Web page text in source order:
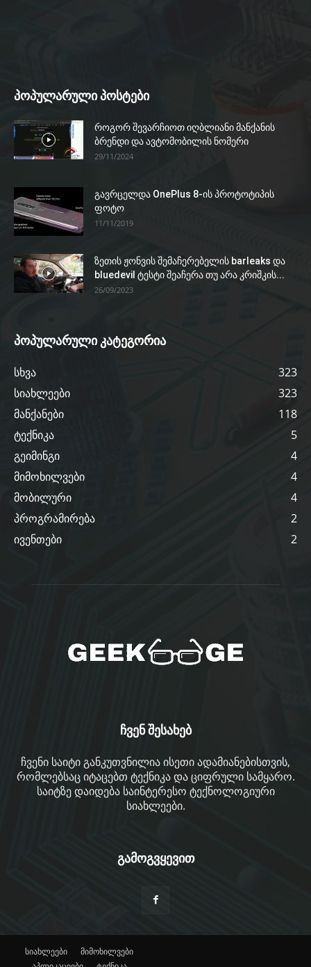
პოპულარული პოსტები
როგორ შევარჩიოთ იღბლიანი მანქანის
ბრენდი და ავტომობილის ნომერი
29/11/2024
გავრცელდა OnePlus 8-ის პროტოტიპის
ფოტო
11/11/2019
ზეთის ჟონვის შემაჩერებელის barleaks და
bluedevil ტესტი შეაჩერა თუ არა კრიშკის...
26/09/2023
პოპულარული კატეგორია
სხვა
323
სიახლეები
323
მანქანები
118
ტექნიკა
5
გეიმინგი
4
მიმოხილვები
4
მობილური
4
პროგრამირება
2
ივენთები
2
ჩვენ შესახებ
ჩვენი საიტი განკუთვნილია ისეთი ადამიანებისთვის,
რომლებსაც იტაცებთ ტექნიკა და ციფრული სამყარო.
საიტზე დაიდება საინტერესო ტექნოლოგიური
სიახლეები.
გამოგვყევით
სიახლეები
მიმოხილვები